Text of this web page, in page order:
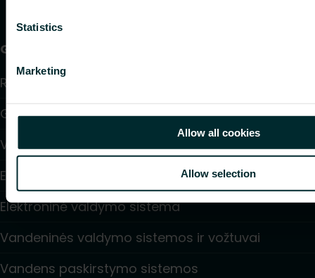
Statistics
Marketing
Allow all cookies
Allow selection
Gaminiai
Radiatoriai ir rankšluosčių džiovintuvai
Grindinis šildymas ir aušinimas
Ventiliatoriniai konvektoriai
Elektrinis šildymas
Elektroninė valdymo sistema
Vandeninės valdymo sistemos ir vožtuvai
Vandens paskirstymo sistemos